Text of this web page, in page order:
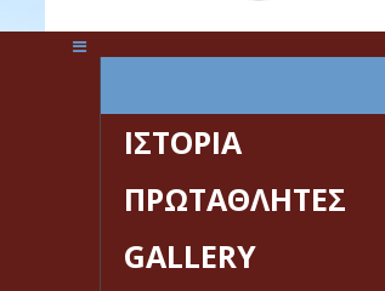
ΙΣΤΟΡΙΑ
ΠΡΩΤΑΘΛΗΤΕΣ
GALLERY